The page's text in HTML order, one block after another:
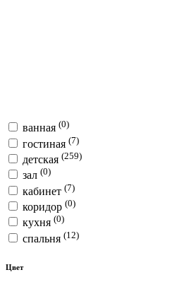
ванная (0)
гостиная (7)
детская (259)
зал (0)
кабинет (7)
коридор (0)
кухня (0)
спальня (12)
Цвет